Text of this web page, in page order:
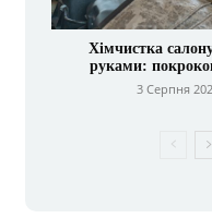
Хімчистка
руками:
3 Серпня